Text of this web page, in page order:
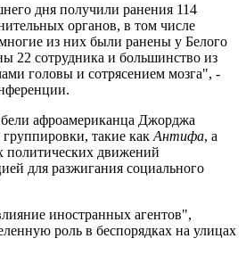
дня получили ранения 114
органов, в том числе
из них были ранены у Белого
22 сотрудника и большинство из
головы и сотрясением мозга", -
афроамериканца Джорджа
такие как Антифа, а
политических движений
для разжигания социального
иностранных агентов",
роль в беспорядках на улицах